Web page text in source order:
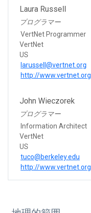
Laura Russell
プログラマー
VertNet Programmer
VertNet
US
larussell@vertnet.org
http://www.vertnet.org
John Wieczorek
プログラマー
Information Architect
VertNet
US
tuco@berkeley.edu
http://www.vertnet.org